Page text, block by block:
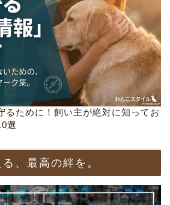
るために！飼い主が絶対に知ってお
選
、最高の絆を。